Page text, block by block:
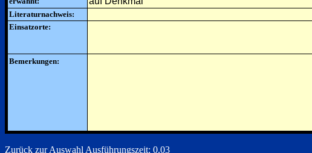
Literaturnachweis:
Einsatzorte:
Bemerkungen:
Zurück zur Auswahl Ausführungszeit: 0.03